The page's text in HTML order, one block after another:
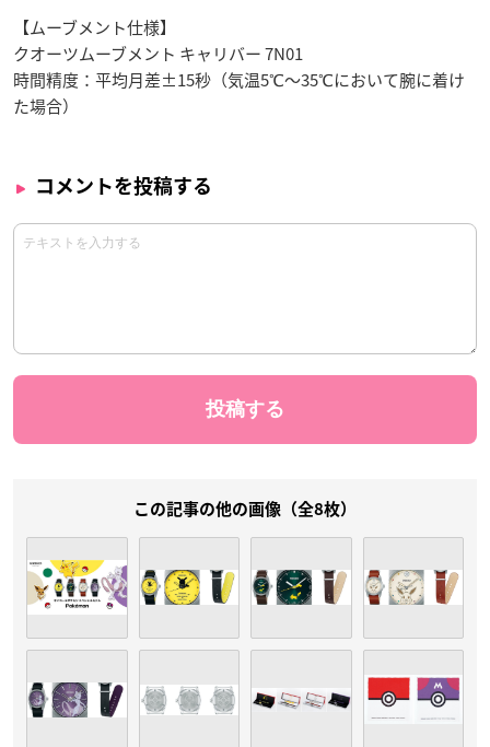
【ムーブメント仕様】
クオーツムーブメント キャリバー 7N01
時間精度：平均月差±15秒（気温5℃～35℃において腕に着け
た場合）
コメントを投稿する
この記事の他の画像（全8枚）